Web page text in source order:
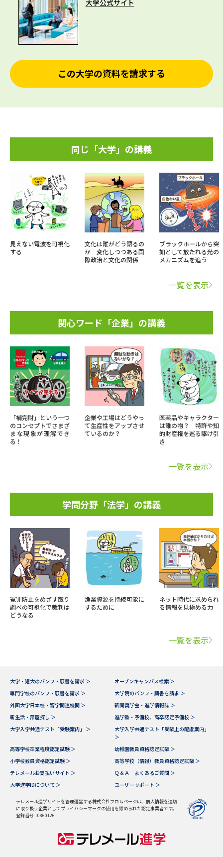
大学公式サイト
この大学の資料を請求する
同じ「大学」の講義
見えない電波を可視化
する
文化は誰がどう語るの
か 変化しつつある国
際政治と文化の関係
ブラックホールから突
如として放たれる光の
メカニズムを追う
一覧を表示
関心ワード「企業」の講義
「補完財」という一つ
のコンセプトでさまざ
まな現象が理解でき
る！
企業や工場はどうやっ
て生産性をアップさせ
ているのか？
医薬品やキャラクター
は誰の物？ 特許や知
的財産権を巡る駆け引
き
一覧を表示
学問分野「法学」の講義
冤罪防止をめざす取り
調べの可視化で裁判は
どうなる
漁業資源を持続可能に
するために
ネット時代に求められ
る情報を見極める力
一覧を表示
大学・短大のパンフ・願書を請求 ＞
オープンキャンパス検索 ＞
専門学校のパンフ・願書を請求 ＞
大学院のパンフ・願書を請求 ＞
外国大学日本校・留学関連機関 ＞
新聞奨学会・進学情報誌 ＞
新生活・部屋探し ＞
進学塾・予備校、高卒認定予備校 ＞
大学入学共通テスト「受験案内」 ＞
大学入学共通テスト「受験上の配慮案内」
＞
高等学校卒業程度認定試験 ＞
幼稚園教員資格認定試験 ＞
小学校教員資格認定試験 ＞
高等学校（情報）教員資格認定試験 ＞
テレメールお支払いサイト ＞
Ｑ＆Ａ よくあるご質問 ＞
大学進学IDについて ＞
ユーザーサポート ＞
テレメール進学サイトを管理運営する株式会社フロムページは、個人情報を適切
に取り扱う企業としてプライバシーマークの使用を認められた認定事業者です。
登録番号 10860126